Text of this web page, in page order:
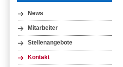
News
Mitarbeiter
Stellenangebote
Kontakt